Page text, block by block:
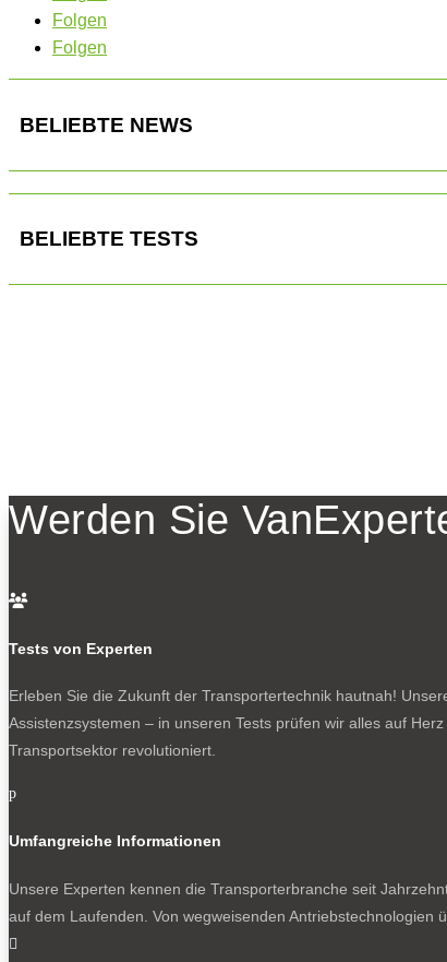
Folgen
Folgen
BELIEBTE NEWS
BELIEBTE TESTS
Werden Sie

Tests von Experten
Erleben Sie die Zukunft der Transportertechnik hautnah!
Assistenzsystemen – in unseren Tests prüfen wir alles auf
Transportsektor revolutioniert.
p
Umfangreiche Informationen
Unsere Experten kennen die Transporterbranche seit
auf dem Laufenden. Von wegweisenden Antriebstechnologien
